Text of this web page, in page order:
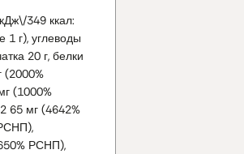
349 ккал:
г), углеводы
20 г, белки
(2000%
(1000%
65 мг (4642%
РСНП),